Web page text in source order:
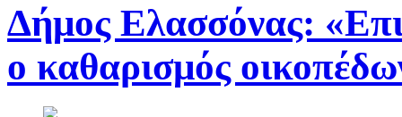
Δήμος Ελασσόνας:
ο καθαρισμός